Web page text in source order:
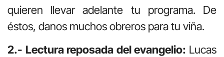
quieren llevar adelante tu programa. De
éstos, danos muchos obreros para tu viña.
2.- Lectura reposada del evangelio: Lucas